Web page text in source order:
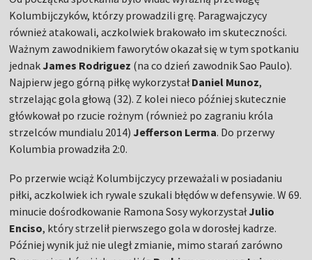
Kolumbijczyków, którzy prowadzili grę. Paragwajczycy
również atakowali, aczkolwiek brakowało im skuteczności.
Ważnym zawodnikiem faworytów okazał się w tym spotkaniu
jednak James Rodriguez (na co dzień zawodnik Sao Paulo).
Najpierw jego górną piłkę wykorzystałDaniel Munoz,
strzelając gola głową (32). Z kolei nieco później skutecznie
główkował po rzucie rożnym (również po zagraniu króla
strzelców mundialu 2014) Jefferson Lerma. Do przerwy
Kolumbia prowadziła 2:0.
Po przerwie wciąż Kolumbijczycy przeważali w posiadaniu
piłki, aczkolwiek ich rywale szukali błędów w defensywie. W 69.
minucie dośrodkowanie Ramona Sosy wykorzystałJulio
Enciso, który strzelił pierwszego gola w dorosłej kadrze.
Później wynik już nie uległ zmianie, mimo starań zarówno